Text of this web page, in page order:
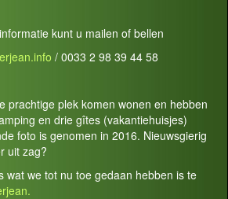
kunt u mailen of bellen
/ 0033 2 98 39 44 58
prachtige plek komen wonen en hebben
en drie gîtes (vakantiehuisjes)
foto is genomen in 2016. Nieuwsgierig
uit zag?
wat we tot nu toe gedaan hebben is te